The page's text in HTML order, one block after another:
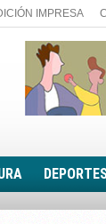
IMPRESA